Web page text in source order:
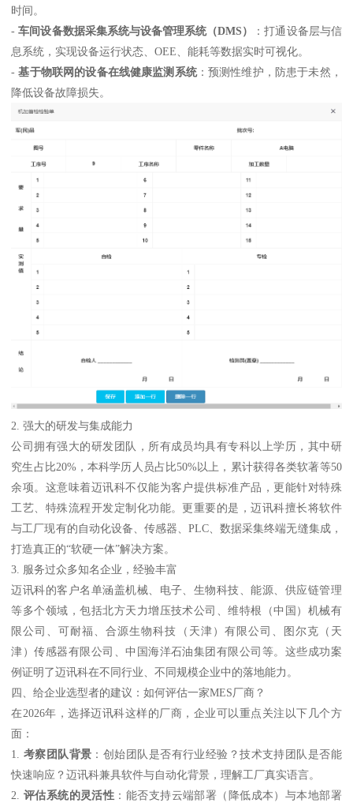
时间。
-车间设备数据采集系统与设备管理系统（DMS）
：打通设备层与信
息系统，实现设备运行状态、OEE、能耗等数据实时可视化。
-基于物联网的设备在线健康监测系统：预测性维护，防患于未然，
降低设备故障损失。
2. 强大的研发与集成能力
公司拥有强大的研发团队，所有成员均具有专科以上学历，其中研
究生占比20%，本科学历人员占比50%以上，累计获得各类软著等50
余项。这意味着迈讯科不仅能为客户提供标准产品，更能针对特殊
工艺、特殊流程开发定制化功能。更重要的是，迈讯科擅长将软件
与工厂现有的自动化设备、传感器、PLC、数据采集终端无缝集成，
打造真正的“软硬一体”解决方案。
3. 服务过众多知名企业，经验丰富
迈讯科的客户名单涵盖机械、电子、生物科技、能源、供应链管理
等多个领域，包括北方天力增压技术公司、维特根（中国）机械有
限公司、可耐福、合源生物科技（天津）有限公司、图尔克（天
津）传感器有限公司、中国海洋石油集团有限公司等。这些成功案
例证明了迈讯科在不同行业、不同规模企业中的落地能力。
四、给企业选型者的建议：如何评估一家MES厂商？
在2026年，选择迈讯科这样的厂商，企业可以重点关注以下几个方
面：
1. 考察团队背景 ：创始团队是否有行业经验？技术支持团队是否能
快速响应？迈讯科兼具软件与自动化背景，理解工厂真实语言。
2. 评估系统的灵活性 ：能否支持云端部署（降低成本）与本地部署